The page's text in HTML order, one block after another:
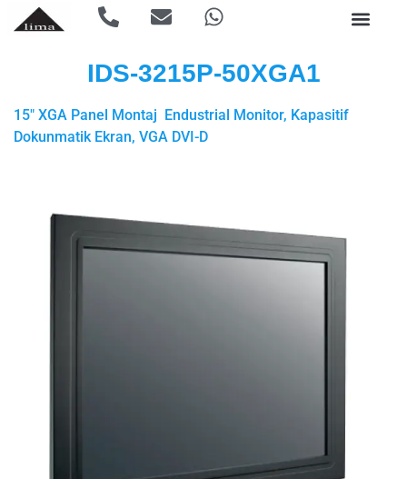
IDS-3215P-50XGA1
15″ XGA Panel Montaj Endustrial Monitor, Kapasitif
Dokunmatik Ekran, VGA DVI-D